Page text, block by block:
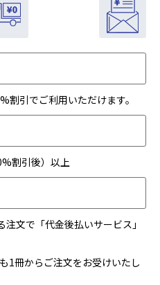
割引でご利用いただけます。
割引後）以上
文で「代金後払いサービス」
1冊からご注文をお受けいたし